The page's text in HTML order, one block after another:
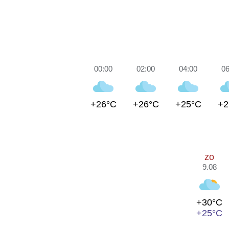
00:00
+26°C
02:00
+26°C
04:00
+25°C
zo
9.08
+30°C
+25°C